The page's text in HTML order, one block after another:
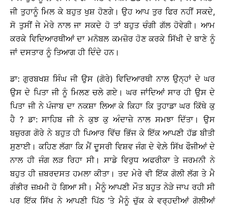
ਜੀ ਤੁਹਾਨੂੰ ਮਿਲ ਕੇ ਬਹੁਤ ਖੁਸ਼ ਹੋਣਗੇ। ਉਹ ਆਪ ਤੁਰ ਫਿਰ ਨਹੀਂ ਸਕਦੇ,
ਸੋ ਤੁਸੀਂ ਜੇ ਮੇਰੇ ਨਾਲ ਜਾ ਸਕਦੇ ਹੋ ਤਾਂ ਬਹੁਤ ਚੰਗੀ ਗੱਲ ਹੋਵੇਗੀ। ਆਮ
ਕਰਕੇ ਵਿਦਿਆਰਥੀਆਂ ਦਾ ਮਨੋਬਲ ਕਮਜ਼ੋਰ ਹੋਣ ਕਰਕੇ ਸਿੱਖੀ ਦੇ ਬਾਣੇ ਨੂੰ
ਜਾਂ ਦਸਤਾਰ ਨੂੰ ਤਿਆਗ ਹੀ ਦਿੰਦੇ ਹਨ।
ਡਾ: ਗੁਰਬਖਸ਼ ਸਿੰਘ ਜੀ ਉਸ (ਗੋਰੇ) ਵਿਦਿਆਰਥੀ ਨਾਲ ਉਨ੍ਹਾਂ ਦੇ ਘਰ
ਉਸ ਦੇ ਪਿਤਾ ਜੀ ਨੂੰ ਮਿਲਣ ਚਲੇ ਗਏ। ਘਰ ਜਾਂਦਿਆਂ ਸਾਰ ਹੀ ਉਸ ਦੇ
ਪਿਤਾ ਜੀ ਨੇ ਪੰਜਾਬ ਦਾ ਨਕਸ਼ਾ ਲਿਆ ਕੇ ਕਿਹਾ ਕਿ ਤੁਹਾਡਾ ਘਰ ਕਿੱਥੇ ਕੁ
ਹੈ ? ਡਾ: ਸਾਹਿਬ ਜੀ ਨੇ ਕੁਝ ਕੁ ਅੰਦਾਜ਼ੇ ਨਾਲ ਸਮਝਾ ਦਿੱਤਾ। ਉਸ
ਬਜ਼ੁਰਗ ਗੋਰੇ ਨੇ ਬਹੁਤ ਹੀ ਪਿਆਰ ਵਿੱਚ ਭਿੱਜ ਕੇ ਇੱਕ ਆਪਣੀ ਹੱਡ ਬੀਤੀ
ਸੁਣਾਈ। ਕਹਿਣ ਲੱਗਾ ਕਿ ਮੈਂ ਦੂਸਰੀ ਵਿਸ਼ਵ ਜੰਗ ਦੇ ਵੇਲ਼ੇ ਸਿੱਖ ਫੌਜੀਆਂ ਦੇ
ਨਾਲ ਹੀ ਜੰਗ ਲੜ ਰਿਹਾ ਸੀ। ਸਾਡੇ ਵਿਰੁਧ ਅਫਰੀਕਾ ਤੇ ਜਰਮਨੀ ਨੇ
ਬਹੁਤ ਹੀ ਜ਼ਬਰਦਸਤ ਹਮਲਾ ਕੀਤਾ। ਤਦ ਮੇਰੇ ਵੀ ਇੱਕ ਗੋਲੀ ਲੱਗ ਤੇ ਮੈ
ਗੰਭੀਰ ਜ਼ਖ਼ਮੀ ਹੋ ਗਿਆ ਸੀ। ਮੈਨੂੰ ਆਪਣੀ ਮੌਤ ਬਹੁਤ ਨੇੜੇ ਜਾਪ ਰਹੀ ਸੀ
ਪਰ ਇੱਕ ਸਿੱਖ ਨੇ ਆਪਣੀ ਪਿੱਠ ’ਤੇ ਮੈਨੂੰ ਚੁੱਕ ਕੇ ਵਰ੍ਹਦੀਆਂ ਗੋਲੀਆਂ